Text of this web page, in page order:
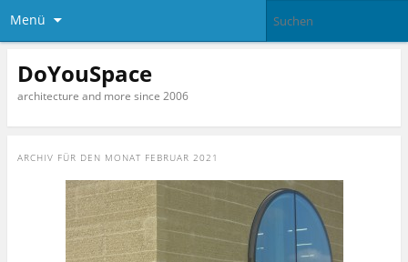
Menü
DoYouSpace
architecture and more since 2006
ARCHIV FÜR DEN MONAT FEBRUAR 2021